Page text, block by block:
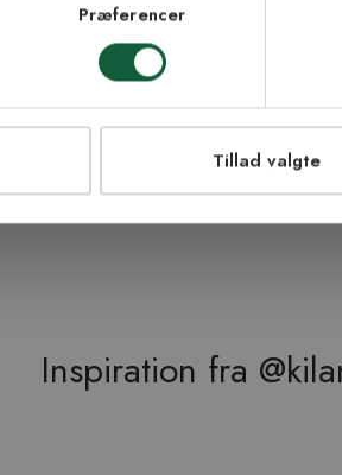
Præferencer
Tillad valgte
Inspiration fra
TAK!